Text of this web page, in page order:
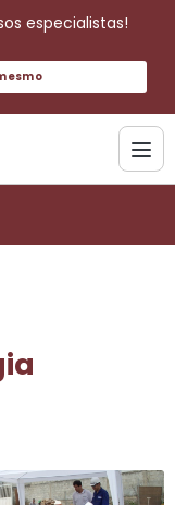
especialistas!